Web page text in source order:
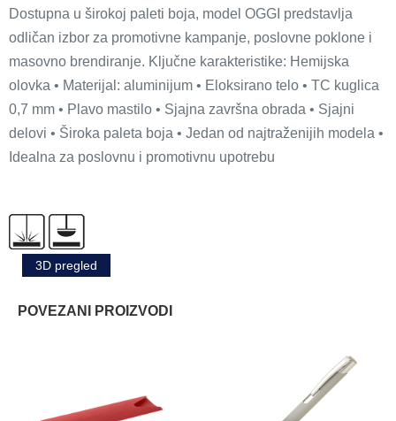
Dostupna u širokoj paleti boja, model OGGI predstavlja
odličan izbor za promotivne kampanje, poslovne poklone i
masovno brendiranje. Ključne karakteristike: Hemijska
olovka • Materijal: aluminijum • Eloksirano telo • TC kuglica
0,7 mm • Plavo mastilo • Sjajna završna obrada • Sjajni
delovi • Široka paleta boja • Jedan od najtraženijih modela •
Idealna za poslovnu i promotivnu upotrebu
3D pregled
POVEZANI PROIZVODI